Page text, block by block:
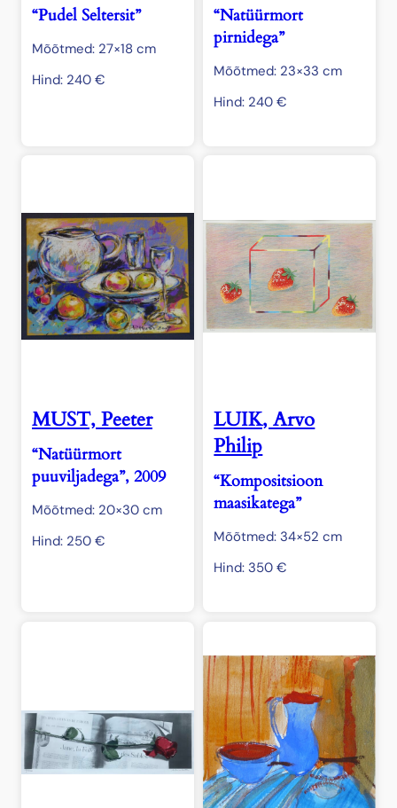
“Pudel Seltersit”
Mõõtmed: 27×18 cm
Hind: 240 €
“Natüürmort
pirnidega”
Mõõtmed: 23×33 cm
Hind: 240€
MUST, Peeter
“Natüürmort
puuviljadega”, 2009
Mõõtmed: 20×30 cm
Hind: 250 €
LUIK, Arvo
Philip
“Kompositsioon
maasikatega”
Mõõtmed: 34×52 cm
Hind:350€